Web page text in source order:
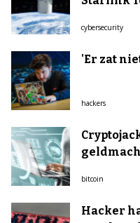
cybersecurity
'Er zat
hackers
bitcoin
Hacker